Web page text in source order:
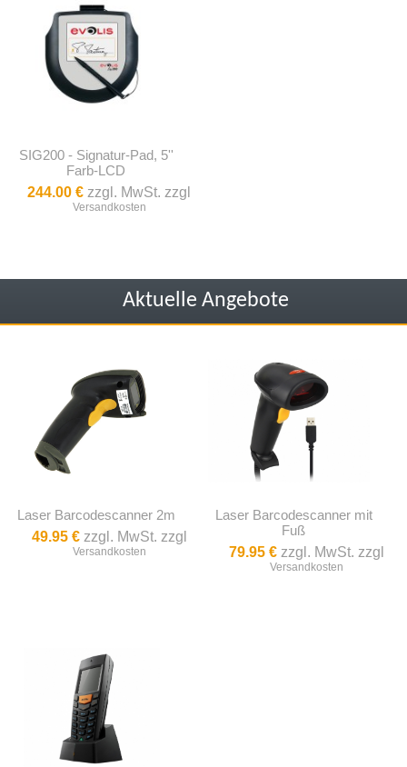
SIG200 - Signatur-Pad, 5''
Farb-LCD
244.00 € zzgl. MwSt. zzgl
Versandkosten
Aktuelle Angebote
Laser Barcodescanner 2m
49.95 €zzgl. MwSt. zzgl
Versandkosten
Laser Barcodescanner mit
Fuß
79.95 € zzgl. MwSt. zzgl
Versandkosten